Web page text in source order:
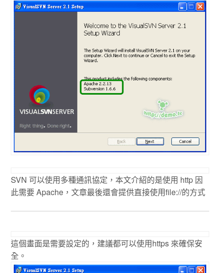
SVN 可以使用多種通訊協定，本文介紹的是使用 http 因
此需要 Apache，文章最後還會提供直接使用file://的方式
這個畫面是需要設定的，建議都可以使用https 來確保安
全。